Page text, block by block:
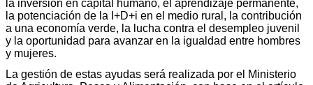
la inversión en capital humano, el aprendizaje permanente,
la potenciación de la I+D+i en el medio rural, la contribución
a una economía verde, la lucha contra el desempleo juvenil
y la oportunidad para avanzar en la igualdad entre hombres
y mujeres.
La gestión de estas ayudas será realizada por el Ministerio